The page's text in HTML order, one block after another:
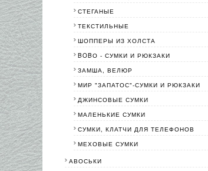
СТЕГАНЫЕ
ТЕКСТИЛЬНЫЕ
ШОППЕРЫ ИЗ ХОЛСТА
BOBО - СУМКИ И РЮКЗАКИ
ЗАМША, ВЕЛЮР
МИР "ЗАПАТОС"-СУМКИ И РЮКЗАКИ
ДЖИНСОВЫЕ СУМКИ
МАЛЕНЬКИЕ СУМКИ
СУМКИ, КЛАТЧИ ДЛЯ ТЕЛЕФОНОВ
МЕХОВЫЕ СУМКИ
АВОСЬКИ